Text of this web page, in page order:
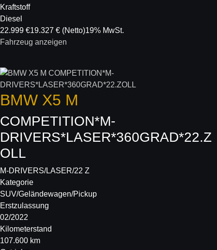
Kraftstoff
Diesel
22.999 €19.327 € (Netto)19% MwSt.
Fahrzeug anzeigen
BMW X5 M
COMPETITION*M-
DRIVERS*LASER*360GRAD*22.Z
OLL
M-DRIVERS/LASER/22 Z
Kategorie
SUV/Geländewagen/Pickup
Erstzulassung
02/2022
Kilometerstand
107.600 km